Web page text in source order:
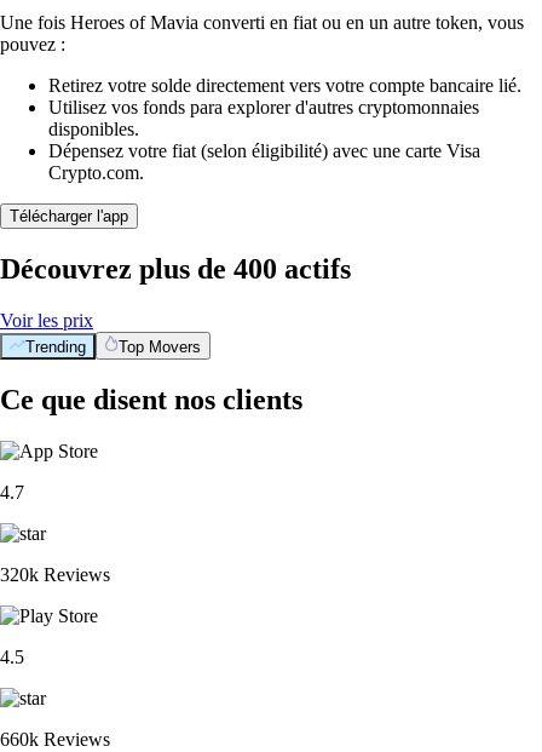
Une fois Heroes of Mavia converti en fiat ou en un autre token, vous
pouvez :
Retirez votre solde directement vers votre compte bancaire lié.
Utilisez vos fonds para explorer d'autres cryptomonnaies
disponibles.
Dépensez votre fiat (selon éligibilité) avec une carte Visa
Crypto.com.
Télécharger l'app
Découvrez plus de 400 actifs
Voir les prix
Trending Top Movers
Ce que disent nos clients
4.7
320k Reviews
4.5
660k Reviews